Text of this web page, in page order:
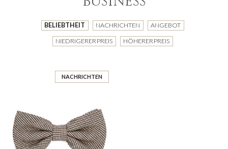
BELIEBTHEIT NACHRICHTEN ANGEBOT
NIEDRIGERER PREIS HÖHERER PREIS
NACHRICHTEN